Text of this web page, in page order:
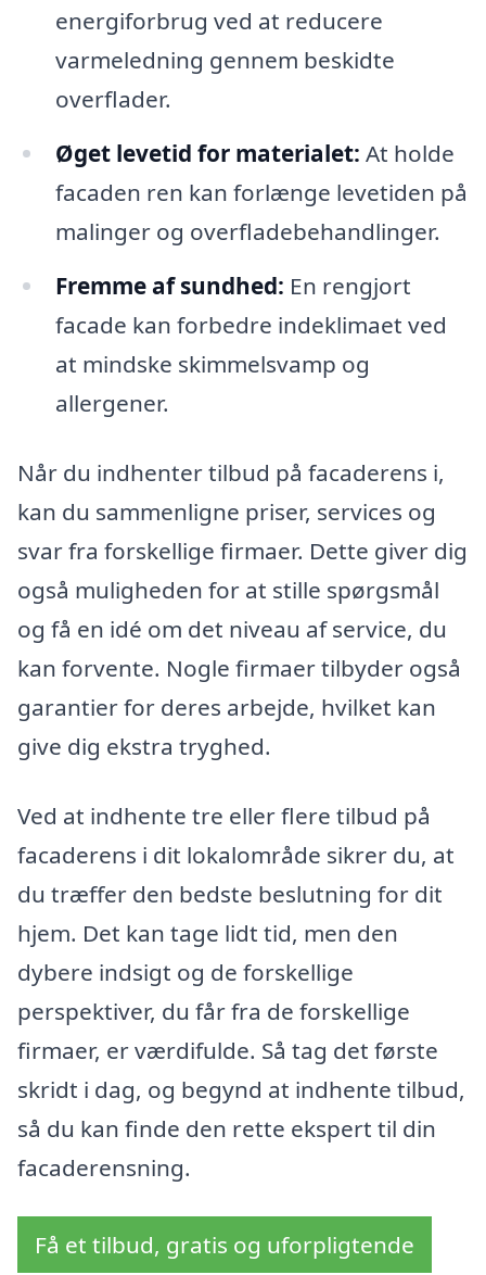
energiforbrug ved at reducere
varmeledning gennem beskidte
overflader.
Øget levetid for materialet: At holde
facaden ren kan forlænge levetiden på
malinger og overfladebehandlinger.
Fremme af sundhed: En rengjort
facade kan forbedre indeklimaet ved
at mindske skimmelsvamp og
allergener.
Når du indhenter tilbud på facaderens i,
kan du sammenligne priser, services og
svar fra forskellige firmaer. Dette giver dig
også muligheden for at stille spørgsmål
og få en idé om det niveau af service, du
kan forvente. Nogle firmaer tilbyder også
garantier for deres arbejde, hvilket kan
give dig ekstra tryghed.
Ved at indhente tre eller flere tilbud på
facaderens i dit lokalområde sikrer du, at
du træffer den bedste beslutning for dit
hjem. Det kan tage lidt tid, men den
dybere indsigt og de forskellige
perspektiver, du får fra de forskellige
firmaer, er værdifulde. Så tag det første
skridt i dag, og begynd at indhente tilbud,
så du kan finde den rette ekspert til din
facaderensning.
Få et tilbud, gratis og uforpligtende